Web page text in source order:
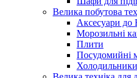
Велика побутова
Аксесуари
Морозильні
Плити
Посудомийні
Холодильники